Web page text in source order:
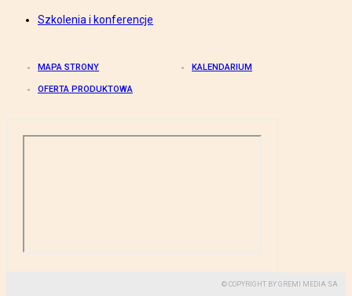
Szkolenia i konferencje
MAPA STRONY KALENDARIUM
OFERTA PRODUKTOWA
© COPYRIGHT BY GREMI MEDIA SA